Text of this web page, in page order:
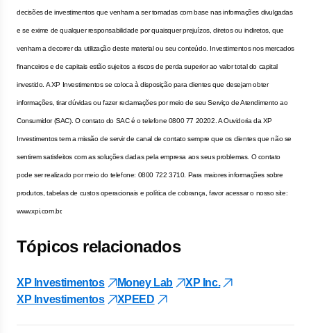
decisões de investimentos que venham a ser tomadas com base nas informações divulgadas
e se exime de qualquer responsabilidade por quaisquer prejuízos, diretos ou indiretos, que
venham a decorrer da utilização deste material ou seu conteúdo. Investimentos nos mercados
financeiros e de capitais estão sujeitos a riscos de perda superior ao valor total do capital
investido. A XP Investimentos se coloca à disposição para clientes que desejam obter
informações, tirar dúvidas ou fazer reclamações por meio de seu Serviço de Atendimento ao
Consumidor (SAC). O contato do SAC é o telefone 0800 77 20202. A Ouvidoria da XP
Investimentos tem a missão de servir de canal de contato sempre que os clientes que não se
sentirem satisfeitos com as soluções dadas pela empresa aos seus problemas. O contato
pode ser realizado por meio do telefone: 0800 722 3710. Para maiores informações sobre
produtos, tabelas de custos operacionais e política de cobrança, favor acessar o nosso site:
www.xpi.com.br.
Tópicos relacionados
XP Investimentos Money Lab
XP Inc.
XP Investimentos
XPEED